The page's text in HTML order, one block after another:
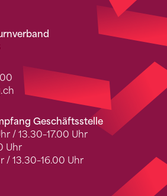
Geschäftsstelle
/ 13.30–17.00 Uhr
Uhr
/ 13.30–16.00 Uhr